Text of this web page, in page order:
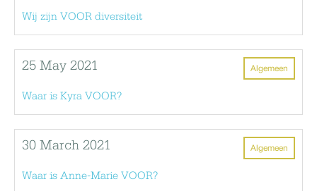
Wij zijn VOOR diversiteit
Algemeen
25 May 2021
Waar is Kyra VOOR?
Algemeen
30 March 2021
Waar is Anne-Marie VOOR?